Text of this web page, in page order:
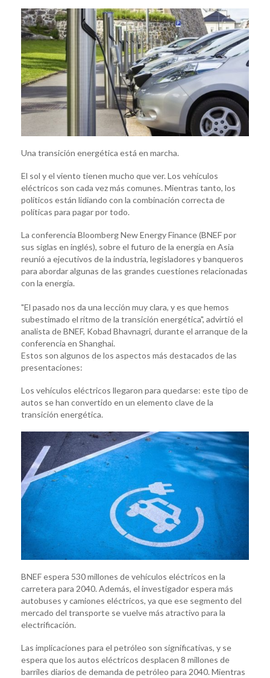
Una transición energética está en marcha.
El sol y el viento tienen mucho que ver. Los vehículos
eléctricos son cada vez más comunes. Mientras tanto, los
políticos están lidiando con la combinación correcta de
políticas para pagar por todo.
La conferencia Bloomberg New Energy Finance (BNEF por
sus siglas en inglés), sobre el futuro de la energía en Asia
reunió a ejecutivos de la industria, legisladores y banqueros
para abordar algunas de las grandes cuestiones relacionadas
con la energía.
"El pasado nos da una lección muy clara, y es que hemos
subestimado el ritmo de la transición energética", advirtió el
analista de BNEF, Kobad Bhavnagri, durante el arranque de la
conferencia en Shanghai.
Estos son algunos de los aspectos más destacados de las
presentaciones:
Los vehículos eléctricos llegaron para quedarse: este tipo de
autos se han convertido en un elemento clave de la
transición energética.
BNEF espera 530 millones de vehículos eléctricos en la
carretera para 2040. Además, el investigador espera más
autobuses y camiones eléctricos, ya que ese segmento del
mercado del transporte se vuelve más atractivo para la
electrificación.
Las implicaciones para el petróleo son significativas, y se
espera que los autos eléctricos desplacen 8 millones de
barriles diarios de demanda de petróleo para 2040. Mientras